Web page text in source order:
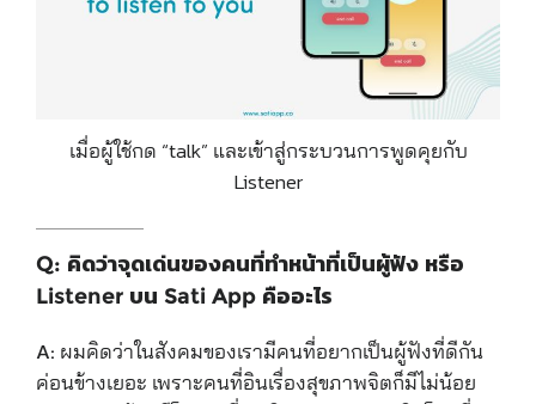
เมื่อผู้ใช้กด “talk” และเข้าสู่กระบวนการพูดคุยกับ
Listener
Q: คิดว่าจุดเด่นของคนที่ทำหน้าที่เป็นผู้ฟัง หรือ
Listener บน Sati App คืออะไร
A: ผมคิดว่าในสังคมของเรามีคนที่อยากเป็นผู้ฟังที่ดีกัน
ค่อนข้างเยอะ เพราะคนที่อินเรื่องสุขภาพจิตก็มีไม่น้อย